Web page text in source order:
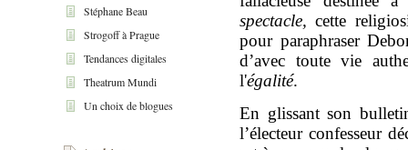
Stéphane Beau
Strogoff à Prague
Tendances digitales
Theatrum Mundi
Un choix de blogues
spectacle,cette
pour paraphraser
d’avec toute vie
l'égalité.
En glissant son
l’électeur confesseur